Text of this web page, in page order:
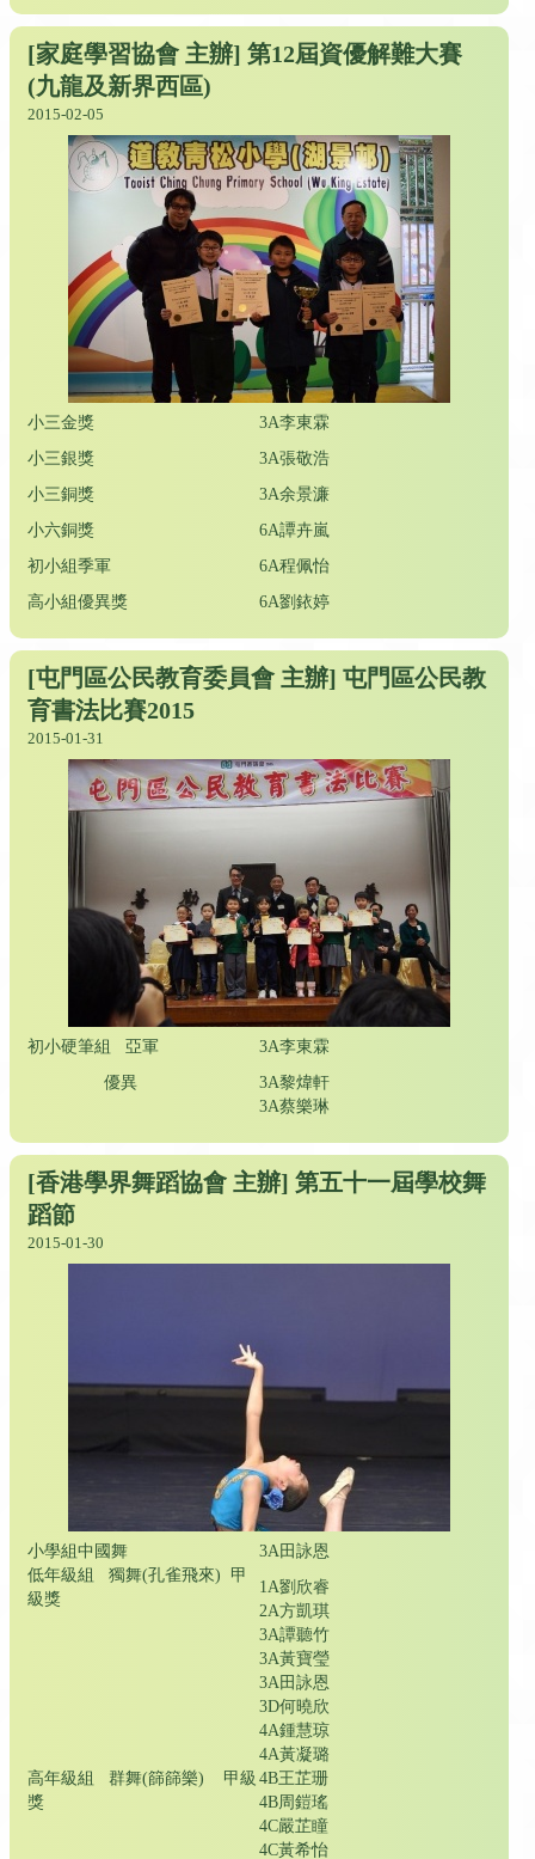
[家庭學習協會 主辦] 第12屆資優解難大賽
(九龍及新界西區)
2015-02-05
小三金獎
小三銀獎
小三銅獎
小六銅獎
初小組季軍
高小組優異獎
3A李東霖
3A張敬浩
3A余景濂
6A譚卉嵐
6A程佩怡
6A劉銥婷
[屯門區公民教育委員會 主辦] 屯門區公民教
育書法比賽2015
2015-01-31
初小硬筆組 亞軍
優異
3A李東霖
3A黎煒軒
3A蔡樂琳
[香港學界舞蹈協會 主辦] 第五十一屆學校舞
蹈節
2015-01-30
小學組中國舞
低年級組 獨舞(孔雀飛來) 甲
級獎
高年級組 群舞(篩篩樂) 甲級
獎
3A田詠恩
1A劉欣睿
2A方凱琪
3A譚聽竹
3A黃寶瑩
3A田詠恩
3D何曉欣
4A鍾慧琼
4A黃凝璐
4B王芷珊
4B周鎧瑤
4C嚴芷瞳
4C黃希怡